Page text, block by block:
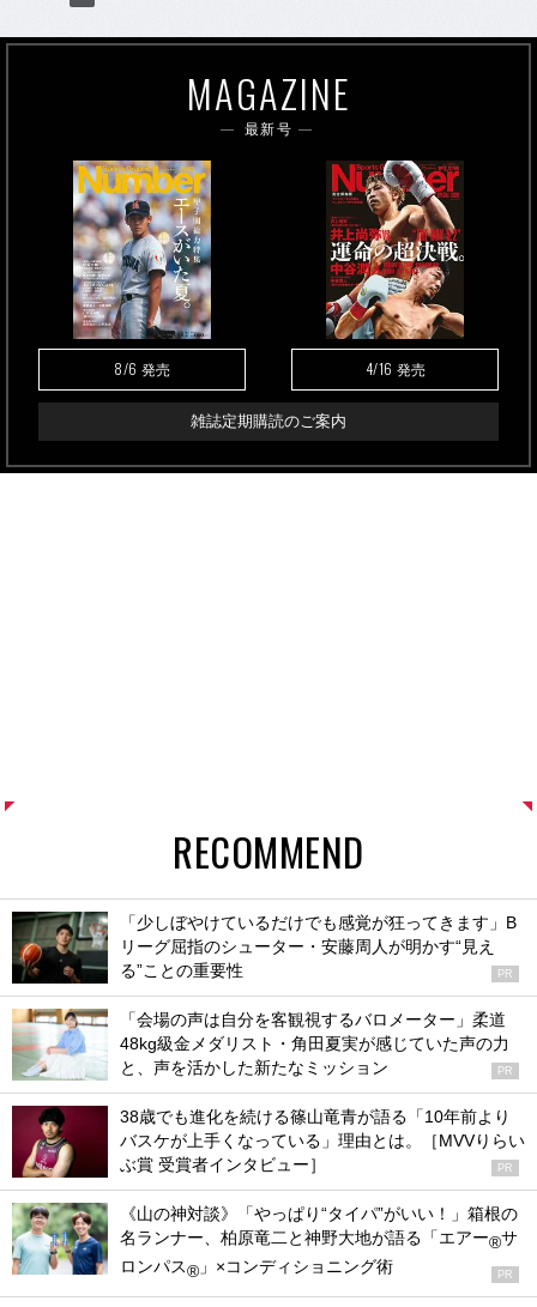
MAGAZINE
最新号
8/6 発売 4/16 発売
雑誌定期購読のご案内
RECOMMEND
「少しぼやけているだけでも感覚が狂ってきます」B
リーグ屈指のシューター・安藤周人が明かす“見え
る”ことの重要性
PR
「会場の声は自分を客観視するバロメーター」柔道
48kg級金メダリスト・角田夏実が感じていた声の力
と、声を活かした新たなミッション
PR
38歳でも進化を続ける篠山竜青が語る「10年前より
バスケが上手くなっている」理由とは。［MVVりらい
ぶ賞 受賞者インタビュー］
PR
《山の神対談》「やっぱり“タイパ”がいい！」箱根の
名ランナー、柏原竜二と神野大地が語る「エアー®サ
ロンパス® 」×コンディショニング術 PR